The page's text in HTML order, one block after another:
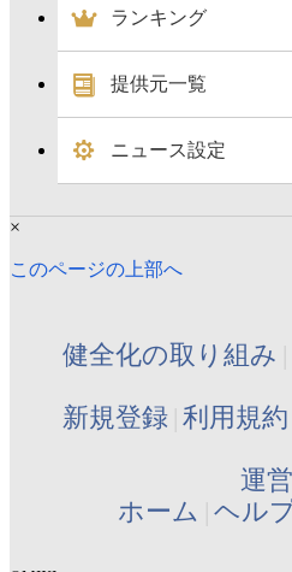
ランキング
提供元一覧
ニュース設定
×
このページの上部へ
健全化の取り組み
新規登録 利用規約
運
ホーム ヘル